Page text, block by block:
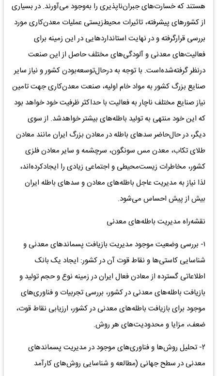
هستند که‌ خسارت‌های‌ جبران‌ناپذیری‌ را به‌وجود می‌آورند. در بسیاری‌
از کشورهای‌ پیشرفته‌، تاثیرات‌ محیط‌زیستی عملیات‌ معدن‌کاری‌ مورد
بررسی‌ قرارگرفته‌ و در نهایت‌ استانداردهایی‌ در این‌ زمینه‌ برای‌
فعالیت‌های‌ معدنی‌ و آلودگی‌های‌ مختلف‌ حاصل‌ از این‌ صنعت‌
درنظر گرفته‌شده‌است. با توجه‌ به‌ درحال‌توسعه‌‌بودن کشور و نیاز سایر
صنایع‌ بزرگ‌ کشور به‌ مواد خام‌ اولیه‌، صنعت‌ معدن‌کاری‌ جهت‌ تامین
نیاز صنایع‌ مختلف‌ ناچار به‌ فعالیت‌ با حداکثر ظرفیت‌ خود خواهد بود
که‌ این‌ خود منتهی‌ به‌ تولید باطله‌های‌ بیشتر‌‌ خواهدشد. از سوی‌
دیگر، در حال‌حاضر سدهای‌ باطله‌ در معادن‌ بزرگ‌ ایران‌ مانند معادن‌
طلای‌ تکاب‌، معدن‌ مس‌ سونگون‌، سرچشمه‌ و سایر معادن‌ فلزی‌
کشور، مخاطرات‌ زیست‌محیطی‌ و اجتماعی‌ زیادی‌ را ایجاد‌کرده‌اند،
لذا نیاز به‌ مدیریت‌ عاجل‌ باطله‌های‌ معادن‌ و سدهای‌ باطله‌ ایران‌
بیش‌ از پیش‌ احساس‌ می‌شود.
نقشه‌راه‌ مدیریت‌ باطله‌های‌ معدنی‌
۱- بررسی‌ وضعیت‌ موجود مدیریت‌ بازیافت‌ پسماندهای‌ معدنی‌ و
شناسایی‌ کاستی‌ها و نقاط‌ قوت‌ آن در کشور: ایجاد یک‌ بانک‌
اطلاعاتی‌ گسترده‌ از معادن‌ فعال‌ ایران‌ در زمینه‌ نوع‌ و حجم‌ تولید و
بازیافت‌ باطله‌های‌ معدنی‌ در کشور، بررسی تجربیات‌ و فناوری‌های‌
موجود برای‌ بازیافت‌ باطله‌های‌ معدنی‌ در کشور، ارزیابی نقاط‌ قوت‌،
ضعف‌، مزایا و محدودیت‌های‌ هر روش‌.
۲- تحلیل‌ روش‌ها و فناوری‌های‌ موجود در مدیریت‌ پسماندهای‌
معدنی‌ در سطح‌ جهانی‌ (مطالعه‌ و شناسایی‌ روش‌های‌ کارآمد